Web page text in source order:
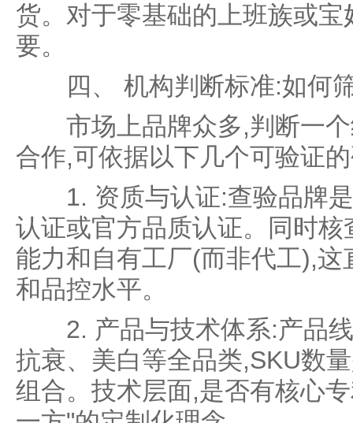
货。对于零基础的上班族或
要。
四、 机构判断标准:如何
市场上品牌众多,判断一个
合作,可依据以下几个可验证
1. 资质与认证:查验品牌是
认证或官方品质认证。同时
能力和自有工厂(而非代工),
和品控水平。
2. 产品与技术体系:产品线
抗衰、美白等全品类,SKU数
组合。技术层面,是否有核心